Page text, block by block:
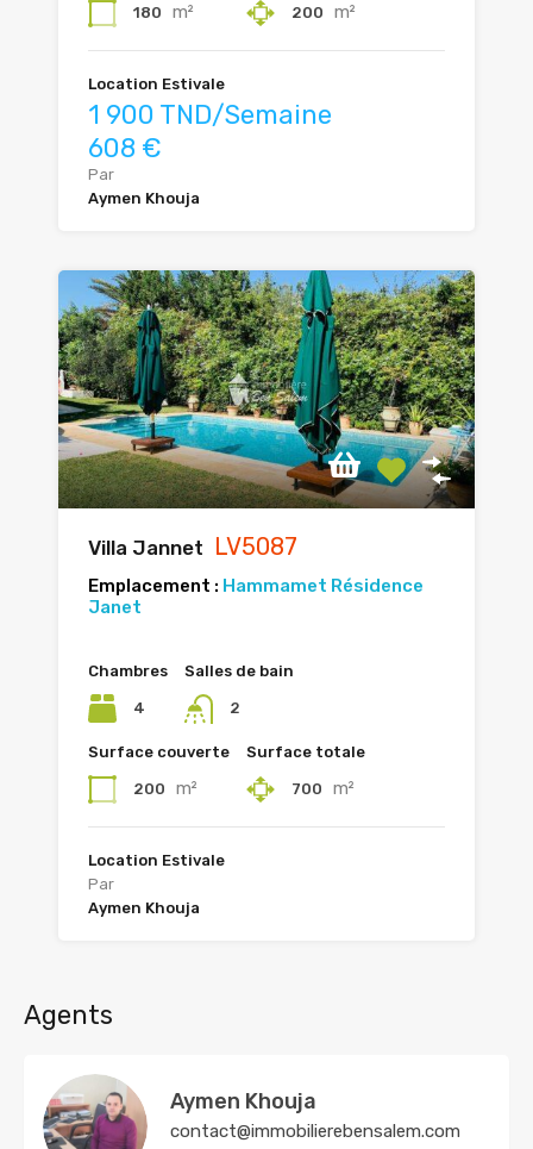
180 m² 200 m²
Location Estivale
1 900 TND/Semaine
608 €
Par
Aymen Khouja
Villa Jannet LV5087
Emplacement : Hammamet Résidence
Janet
Chambres
4
Salles de bain
2
Surface couverte
200 m²
Surface totale
700 m²
Location Estivale
Par
Aymen Khouja
Agents
Aymen Khouja
contact@immobilierebensalem.com